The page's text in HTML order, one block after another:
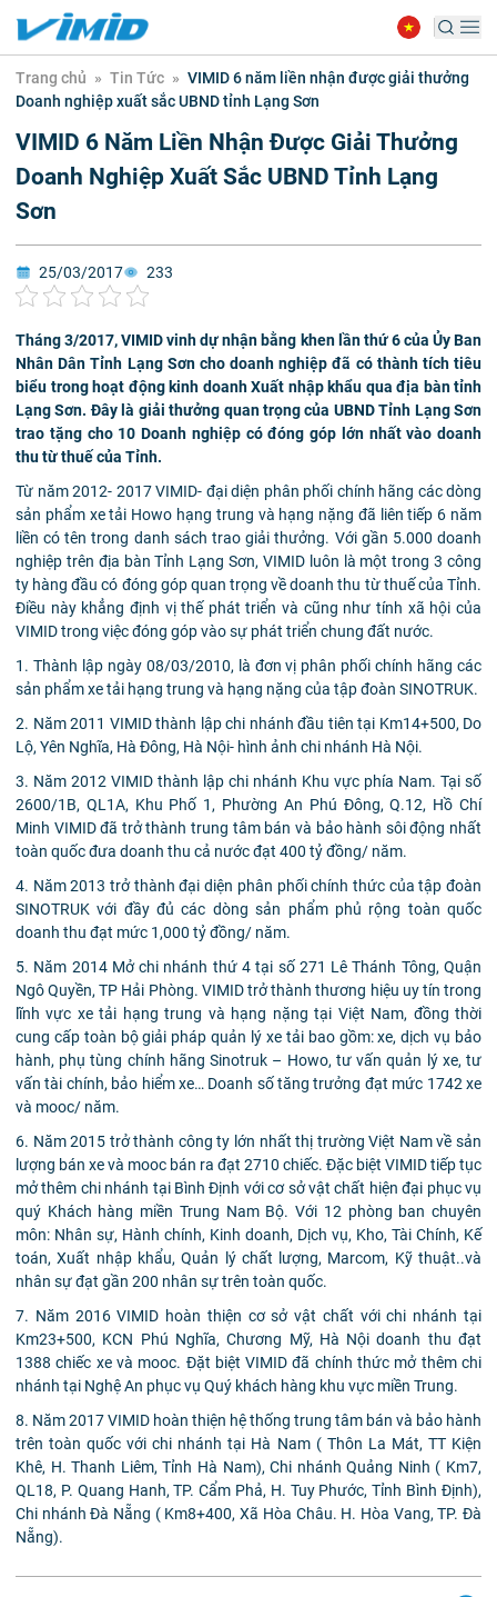
Trang chủ » Tin Tức » VIMID 6 năm liền nhận được giải thưởng
Doanh nghiệp xuất sắc UBND tỉnh Lạng Sơn
VIMID 6 Năm Liền Nhận Được Giải Thưởng
Doanh Nghiệp Xuất Sắc UBND Tỉnh Lạng
Sơn
25/03/2017 233
Tháng 3/2017, VIMID vinh dự nhận bằng khen lần thứ 6 của Ủy Ban
Nhân Dân Tỉnh Lạng Sơn cho doanh nghiệp đã có thành tích tiêu
biểu trong hoạt động kinh doanh Xuất nhập khẩu qua địa bàn tỉnh
Lạng Sơn. Đây là giải thưởng quan trọng của UBND Tỉnh Lạng Sơn
trao tặng cho 10 Doanh nghiệp có đóng góp lớn nhất vào doanh
thu từ thuế của Tỉnh.
Từ năm 2012- 2017 VIMID- đại diện phân phối chính hãng các dòng
sản phẩm xe tải Howo hạng trung và hạng nặng đã liên tiếp 6 năm
liền có tên trong danh sách trao giải thưởng. Với gần 5.000 doanh
nghiệp trên địa bàn Tỉnh Lạng Sơn, VIMID luôn là một trong 3 công
ty hàng đầu có đóng góp quan trọng về doanh thu từ thuế của Tỉnh.
Điều này khẳng định vị thế phát triển và cũng như tính xã hội của
VIMID trong việc đóng góp vào sự phát triển chung đất nước.
1. Thành lập ngày 08/03/2010, là đơn vị phân phối chính hãng các
sản phẩm xe tải hạng trung và hạng nặng của tập đoàn SINOTRUK.
2. Năm 2011 VIMID thành lập chi nhánh đầu tiên tại Km14+500, Do
Lộ, Yên Nghĩa, Hà Đông, Hà Nội- hình ảnh chi nhánh Hà Nội.
3. Năm 2012 VIMID thành lập chi nhánh Khu vực phía Nam. Tại số
2600/1B, QL1A, Khu Phố 1, Phường An Phú Đông, Q.12, Hồ Chí
Minh VIMID đã trở thành trung tâm bán và bảo hành sôi động nhất
toàn quốc đưa doanh thu cả nước đạt 400 tỷ đồng/ năm.
4. Năm 2013 trở thành đại diện phân phối chính thức của tập đoàn
SINOTRUK với đầy đủ các dòng sản phẩm phủ rộng toàn quốc
doanh thu đạt mức 1,000 tỷ đồng/ năm.
5. Năm 2014 Mở chi nhánh thứ 4 tại số 271 Lê Thánh Tông, Quận
Ngô Quyền, TP Hải Phòng. VIMID trở thành thương hiệu uy tín trong
lĩnh vực xe tải hạng trung và hạng nặng tại Việt Nam, đồng thời
cung cấp toàn bộ giải pháp quản lý xe tải bao gồm: xe, dịch vụ bảo
hành, phụ tùng chính hãng Sinotruk – Howo, tư vấn quản lý xe, tư
vấn tài chính, bảo hiểm xe… Doanh số tăng trưởng đạt mức 1742 xe
và mooc/ năm.
6. Năm 2015 trở thành công ty lớn nhất thị trường Việt Nam về sản
lượng bán xe và mooc bán ra đạt 2710 chiếc. Đặc biệt VIMID tiếp tục
mở thêm chi nhánh tại Bình Định với cơ sở vật chất hiện đại phục vụ
quý Khách hàng miền Trung Nam Bộ. Với 12 phòng ban chuyên
môn: Nhân sự, Hành chính, Kinh doanh, Dịch vụ, Kho, Tài Chính, Kế
toán, Xuất nhập khẩu, Quản lý chất lượng, Marcom, Kỹ thuật..và
nhân sự đạt gần 200 nhân sự trên toàn quốc.
7. Năm 2016 VIMID hoàn thiện cơ sở vật chất với chi nhánh tại
Km23+500, KCN Phú Nghĩa, Chương Mỹ, Hà Nội doanh thu đạt
1388 chiếc xe và mooc. Đặt biệt VIMID đã chính thức mở thêm chi
nhánh tại Nghệ An phục vụ Quý khách hàng khu vực miền Trung.
8. Năm 2017 VIMID hoàn thiện hệ thống trung tâm bán và bảo hành
trên toàn quốc với chi nhánh tại Hà Nam ( Thôn La Mát, TT Kiện
Khê, H. Thanh Liêm, Tỉnh Hà Nam), Chi nhánh Quảng Ninh ( Km7,
QL18, P. Quang Hanh, TP. Cẩm Phả, H. Tuy Phước, Tỉnh Bình Định),
Chi nhánh Đà Nẵng ( Km8+400, Xã Hòa Châu. H. Hòa Vang, TP. Đà
Nẵng).